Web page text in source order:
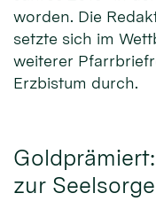
worden. Die
setzte sich im
weiterer
Erzbistum durch.
zur